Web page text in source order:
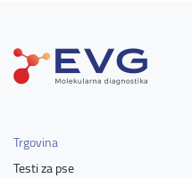
Trgovina
Testi za pse